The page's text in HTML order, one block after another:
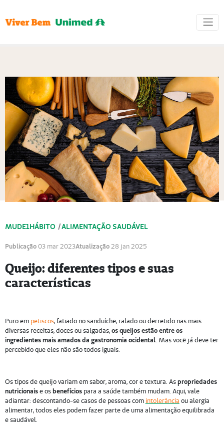
MUDE1HÁBITO /ALIMENTAÇÃO SAUDÁVEL
Publicação03 mar 2023Atualização28 jan 2025
Queijo: diferentes tipos e suas
características
Puro em petiscos, fatiado no sanduíche, ralado ou derretido nas mais
diversas receitas, doces ou salgadas,os queijos estão entre os
ingredientes mais amados da gastronomia ocidental. Mas você já deve ter
percebido que eles não são todos iguais.
Os tipos de queijo variam em sabor, aroma, cor e textura. Aspropriedades
nutricionaise osbenefíciospara a saúde também mudam. Aqui, vale
adiantar: descontando-se casos de pessoas com intolerância ou alergia
alimentar, todos eles podem fazer parte de uma alimentação equilibrada
e saudável.